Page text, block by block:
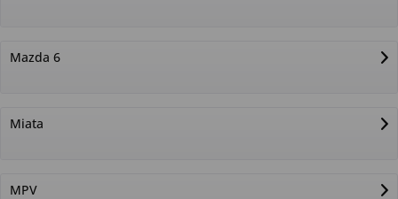
Mazda 6
Miata
MPV